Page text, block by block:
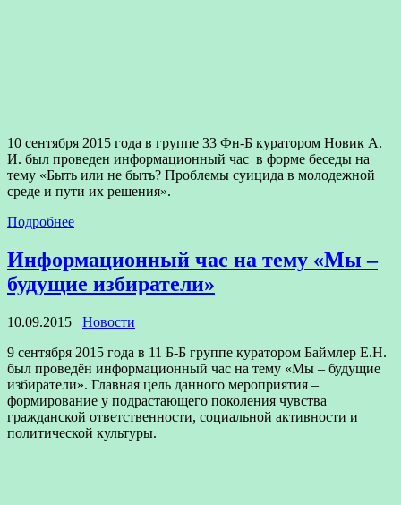
10 сентября 2015 года в группе 33 Фн-Б куратором Новик А.
И. был проведен информационный час в форме беседы на
тему «Быть или не быть? Проблемы суицида в молодежной
среде и пути их решения».
Подробнее
Информационный час на тему «Мы –
будущие избиратели»
10.09.2015
Новости
9 сентября 2015 года в 11 Б-Б группе куратором Баймлер Е.Н.
был проведён информационный час на тему «Мы – будущие
избиратели». Главная цель данного мероприятия –
формирование у подрастающего поколения чувства
гражданской ответственности, социальной активности и
политической культуры.